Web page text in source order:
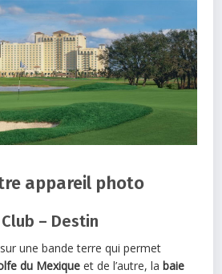
appareil photo
– Destin
une bande terre qui permet
du Mexique et de l’autre, labaie